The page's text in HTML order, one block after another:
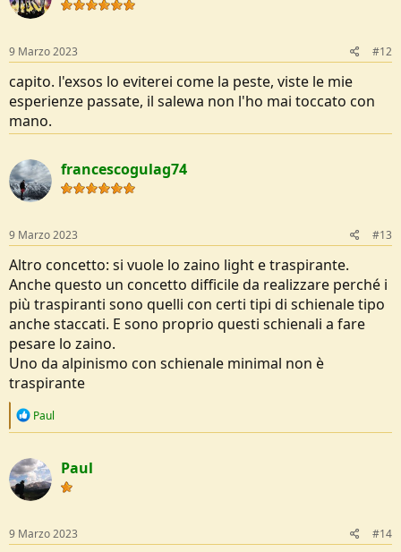
9 Marzo 2023 #12
capito. l'exsos lo eviterei come la peste, viste le mie
esperienze passate, il salewa non l'ho mai toccato con
mano.
francescogulag74
9 Marzo 2023 #13
Altro concetto: si vuole lo zaino light e traspirante.
Anche questo un concetto difficile da realizzare perché i
più traspiranti sono quelli con certi tipi di schienale tipo
anche staccati. E sono proprio questi schienali a fare
pesare lo zaino.
Uno da alpinismo con schienale minimal non è
traspirante
R
c
t
i
o
s
:
Paul
Paul
9 Marzo 2023 #14